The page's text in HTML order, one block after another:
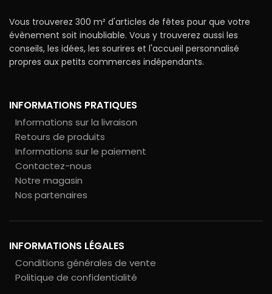
Vous trouverez 300 m² d'articles de fêtes pour que votre
évènement soit inoubliable. Vous y trouverez aussi les
conseils, les idées, les sourires et l'accueil personnalisé
propres aux petits commerces indépendants.
INFORMATIONS PRATIQUES
Informations sur la livraison
Retours de produits
Informations sur le paiement
Contactez-nous
Notre magasin
Nos partenaires
INFORMATIONS LÉGALES
Conditions générales de vente
Politique de confidentialité